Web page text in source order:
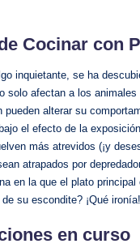
Cocinar con
inquietante, se ha
solo afectan a los
pueden alterar su
el efecto de la
más atrevidos (¡y
atrapados por
en la que el plato principal
su escondite? ¡Qué ironía!
en curso